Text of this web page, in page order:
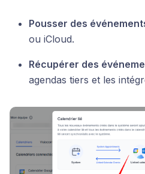
Pousser des
ou iCloud.
Récupérer des
agendas tiers et les